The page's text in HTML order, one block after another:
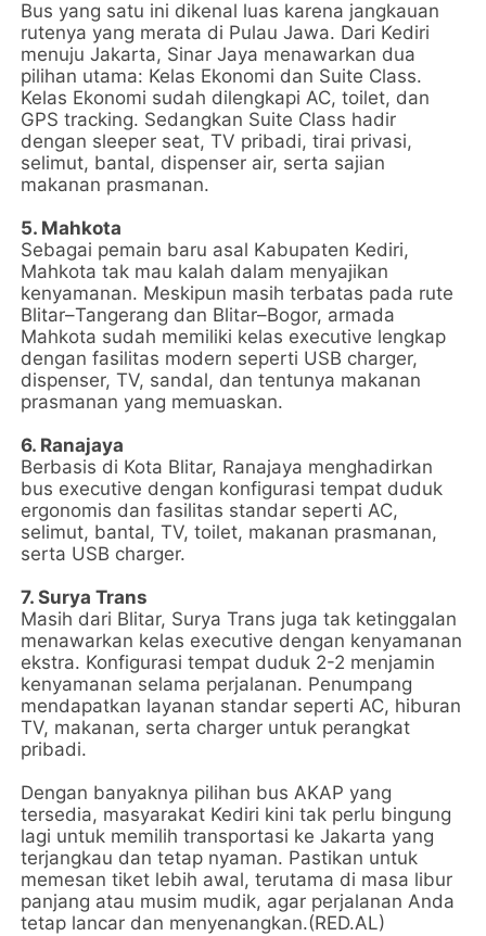
Bus yang satu ini dikenal luas karena jangkauan
rutenya yang merata di Pulau Jawa. Dari Kediri
menuju Jakarta, Sinar Jaya menawarkan dua
pilihan utama: Kelas Ekonomi dan Suite Class.
Kelas Ekonomi sudah dilengkapi AC, toilet, dan
GPS tracking. Sedangkan Suite Class hadir
dengan sleeper seat, TV pribadi, tirai privasi,
selimut, bantal, dispenser air, serta sajian
makanan prasmanan.
5. Mahkota
Sebagai pemain baru asal Kabupaten Kediri,
Mahkota tak mau kalah dalam menyajikan
kenyamanan. Meskipun masih terbatas pada rute
Blitar–Tangerang dan Blitar–Bogor, armada
Mahkota sudah memiliki kelas executive lengkap
dengan fasilitas modern seperti USB charger,
dispenser, TV, sandal, dan tentunya makanan
prasmanan yang memuaskan.
6. Ranajaya
Berbasis di Kota Blitar, Ranajaya menghadirkan
bus executive dengan konfigurasi tempat duduk
ergonomis dan fasilitas standar seperti AC,
selimut, bantal, TV, toilet, makanan prasmanan,
serta USB charger.
7. Surya Trans
Masih dari Blitar, Surya Trans juga tak ketinggalan
menawarkan kelas executive dengan kenyamanan
ekstra. Konfigurasi tempat duduk 2-2 menjamin
kenyamanan selama perjalanan. Penumpang
mendapatkan layanan standar seperti AC, hiburan
TV, makanan, serta charger untuk perangkat
pribadi.
Dengan banyaknya pilihan bus AKAP yang
tersedia, masyarakat Kediri kini tak perlu bingung
lagi untuk memilih transportasi ke Jakarta yang
terjangkau dan tetap nyaman. Pastikan untuk
memesan tiket lebih awal, terutama di masa libur
panjang atau musim mudik, agar perjalanan Anda
tetap lancar dan menyenangkan.(RED.AL)